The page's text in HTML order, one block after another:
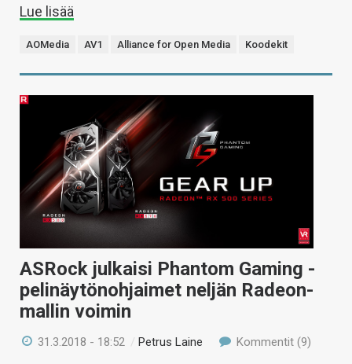
Lue lisää
AOMedia AV1 Alliance for Open Media Koodekit
ASRock julkaisi Phantom Gaming -
pelinäytönohjaimet neljän Radeon-
mallin voimin
31.3.2018 - 18:52 /Petrus Laine Kommentit (9)